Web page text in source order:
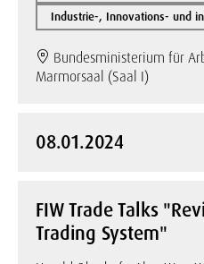
Industrie-, Innovations- und
Bundesministerium für
Marmorsaal (Saal I)
08.01.2024
FIW Trade Talks
Trading System"